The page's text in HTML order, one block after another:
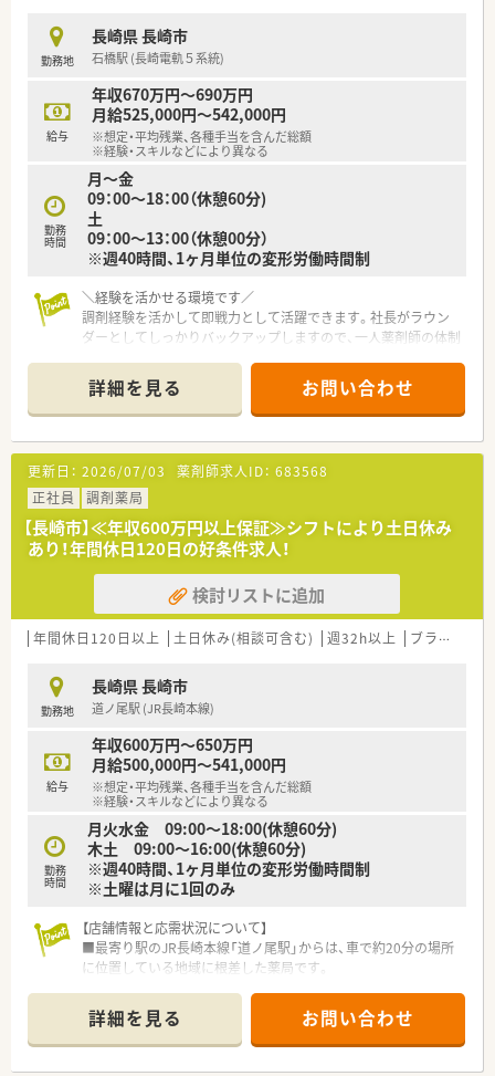
■定期的な研修や、エリア内でのつながりも活発！薬剤師フォロ
ーのための専門部署もございますので安心して働けます。
勤務地
長崎県 長崎市
石橋駅 (長崎電軌５系統)
給与
年収670万円～690万円
月給525,000円～542,000円
※想定・平均残業、各種手当を含んだ総額
※経験・スキルなどにより異なる
勤務
時間
月～金
09：00～18：00（休憩60分)
土
09：00～13：00（休憩00分）
※週40時間、1ヶ月単位の変形労働時間制
＼経験を活かせる環境です／
調剤経験を活かして即戦力として活躍できます。社長がラウン
ダーとしてしっかりバックアップしますので、一人薬剤師の体制
【店舗情報と応需状況について】
■長崎市内の石橋駅から車で7分ほどの場所に位置しており、マ
イカーでの通勤が非常に便利な調剤薬局です。
■処方箋の応需科目は皮膚科が全体の70％を占めており、ほか
に内科や整形外科の処方箋を受け付けています。
■1日あたりの処方箋枚数は約40枚となっており、一人ひとりの
患者様に対して丁寧に対応できる環境です。
【募集背景と求める人物像について】
■社長が管理薬剤師からラウンダーへ移行するため、新しく店舗
を任せられる管理薬剤師を募集しています。
■調剤業務の経験が必須となっており、これまでに培ったスキル
を活かして即戦力として働ける方を求めます。
薬剤師を目指してくださる方を歓迎します。
【法人特徴について】
■大手調剤チェーンとは異なり、地域に根ざした迅速で柔軟な意
思決定とアットホームな運営が特徴の法人です。
■社長がラウンダーとして各店舗を巡回するため、現場の意見や
困りごとが経営層に届きやすい環境です。
無理な転勤や異動の心配が一切ありません。
【求人情報について】
■正社員の管理薬剤師として、年収630万円から650万円という
■これまでの調剤経験や実績をしっかりと考慮した上で、納得の
いく給与条件を提示していただけます。
詳細を見る お問い合わせ
更新日： 2026/07/03 薬剤師求人ID： 683568
正社員
調剤薬局
【長崎市】≪年収600万円以上保証≫シフトにより土日休み
あり！年間休日120日の好条件求人！
検討リストに追加
年間休日120日以上 土日休み(相談可含む) 週32h以上 ブランク可
勤務地
長崎県 長崎市
道ノ尾駅 (JR長崎本線)
給与
年収600万円～650万円
月給500,000円～541,000円
※想定・平均残業、各種手当を含んだ総額
※経験・スキルなどにより異なる
勤務
時間
月火水金 09:00～18:00(休憩60分)
木土 09:00～16:00(休憩60分)
※週40時間、1ヶ月単位の変形労働時間制
※土曜は月に1回のみ
【店舗情報と応需状況について】
■最寄り駅のJR長崎本線「道ノ尾駅」からは、車で約20分の場所
に位置している地域に根差した薬局です。
方箋が全体の約70%を占めています。
■1日の処方箋枚数は平均50枚から60枚程度で、薬剤師2名と事
務員2名で対応する人員体制です。
詳細を見る お問い合わせ